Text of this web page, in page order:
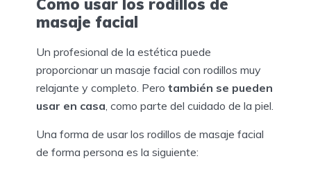
Como usar los rodillos de
masaje facial
Un profesional de la estética puede
proporcionar un masaje facial con rodillos muy
relajante y completo. Pero también se pueden
usar en casa , como parte del cuidado de la piel.
Una forma de usar los rodillos de masaje facial
de forma persona es la siguiente: